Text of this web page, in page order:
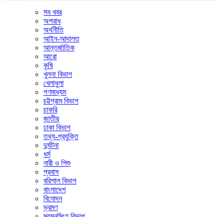
সব খবর
অপরাধ
অর্থনীতি
আইন-আদালত
আন্তর্জাতিক
আরো
কৃষি
খুলনা বিভাগ
খেলাধুলা
গণমাধ্যম
চট্টগ্রাম বিভাগ
চাকরি
জাতীয়
ঢাকা বিভাগ
তথ্য-প্রযুক্তি
দুর্ঘটনা
ধর্ম
নারী ও শিশু
প্রবাস
বরিশাল বিভাগ
বাংলাদেশ
বিনোদন
ভ্রমণ